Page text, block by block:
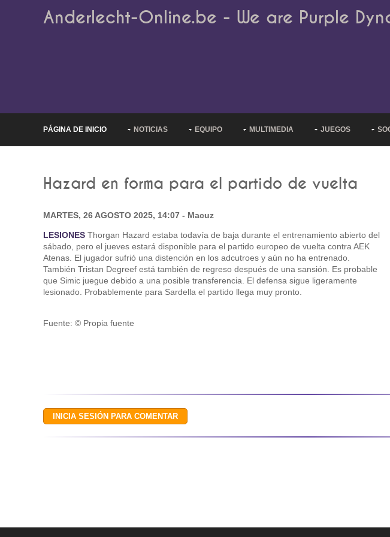
Anderlecht-Online.be - We are Purple
PÁGINA DE INICIO NOTICIAS EQUIPO MULTIMEDIA JUEGOS
Hazard en forma para el partido de vuelta
MARTES, 26 AGOSTO 2025, 14:07 - Macuz
LESIONES Thorgan Hazard estaba todavía de baja durante el entrenamiento abierto del
sábado, pero el jueves estará disponible para el partido europeo de vuelta contra AEK
Atenas. El jugador sufrió una distención en los adcutroes y aún no ha entrenado.
También Tristan Degreef está también de regreso después de una sansión. Es probable
que Simic juegue debido a una posible transferencia. El defensa sigue ligeramente
lesionado. Probablemente para Sardella el partido llega muy pronto.
Fuente: © Propia fuente